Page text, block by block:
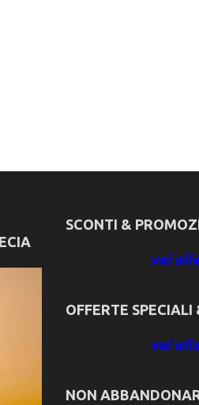
SCONTI &
vai
OFFERTE
vai
NON